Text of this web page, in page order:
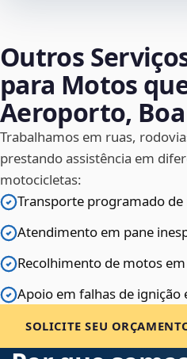
Outros
para Motos
Aeroporto, Boa
Trabalhamos em ruas,
prestando assistência em
motocicletas:
Transporte programado
Atendimento em pane
Recolhimento de motos
Apoio em falhas de ignição
SOLICITE SEU